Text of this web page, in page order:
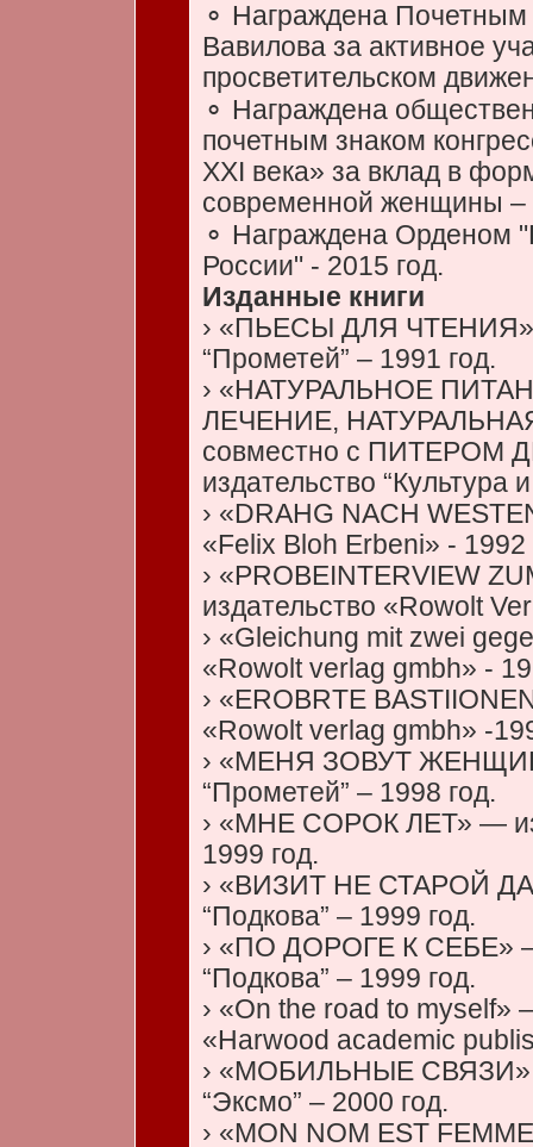
⚬ Награждена
Вавилова за активное
просветительском
⚬ Награждена
почетным знаком
XXI века» за вклад в
современной женщины –
⚬ Награждена Орденом
России" - 2015 год.
Изданные книги
› «ПЬЕСЫ ДЛЯ ЧТЕНИЯ»
“Прометей” – 1991 год.
› «НАТУРАЛЬНОЕ
ЛЕЧЕНИЕ,
совместно с ПИТЕРОМ
издательство “Культура
› «DRAHG NACH
«Felix Bloh Erbeni» - 1992
› «PROBEINTERVIEW
издательство «Rowolt
› «Gleichung mit zwei
«Rowolt verlag gmbh» -
› «EROBRTE
«Rowolt verlag gmbh» -
› «МЕНЯ ЗОВУТ
“Прометей” – 1998 год.
› «МНЕ СОРОК ЛЕТ» —
1999 год.
› «ВИЗИТ НЕ СТАРОЙ
“Подкова” – 1999 год.
› «ПО ДОРОГЕ К СЕБЕ»
“Подкова” – 1999 год.
› «On the road to myself»
«Harwood academic
› «МОБИЛЬНЫЕ СВЯЗИ»
“Эксмо” – 2000 год.
› «MON NOM EST